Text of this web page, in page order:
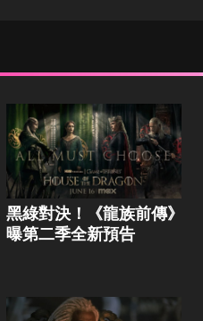
黑綠對決！《龍族前傳》
曝第二季全新預告